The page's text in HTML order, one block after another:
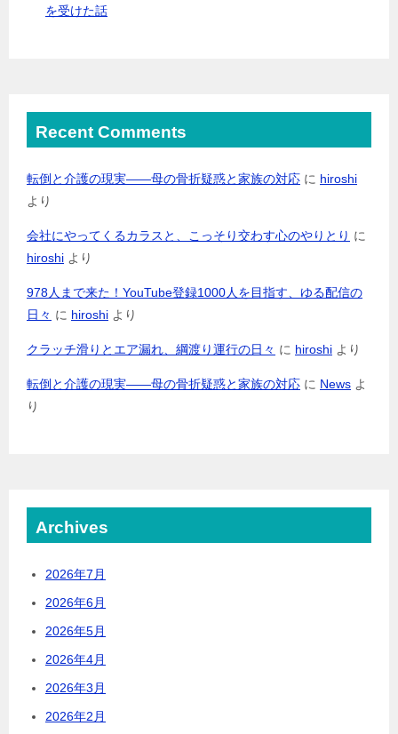
を受けた話
Recent Comments
転倒と介護の現実――母の骨折疑惑と家族の対応 に hiroshi
より
会社にやってくるカラスと、こっそり交わす心のやりとり に
hiroshi より
978人まで来た！YouTube登録1000人を目指す、ゆる配信の
日々 に hiroshi より
クラッチ滑りとエア漏れ、綱渡り運行の日々 に hiroshi より
転倒と介護の現実――母の骨折疑惑と家族の対応 に News よ
り
Archives
2026年7月
2026年6月
2026年5月
2026年4月
2026年3月
2026年2月